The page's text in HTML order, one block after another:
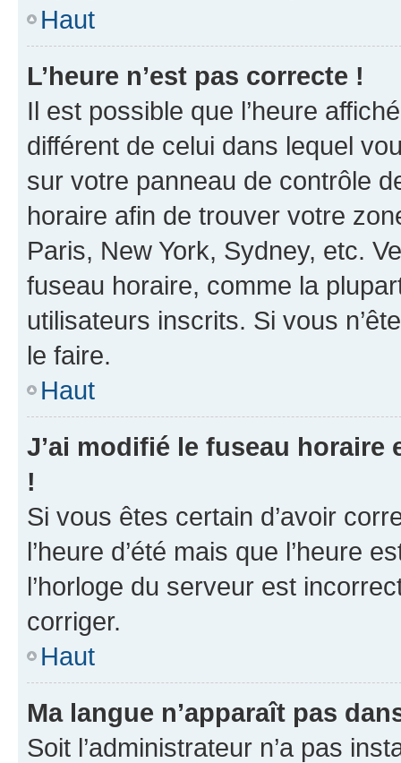
Haut
L’heure n’est pas correcte !
Il est possible que l’heure
différent de celui dans lequel
sur votre panneau de contrôle
horaire afin de trouver votre
Paris, New York, Sydney, etc.
fuseau horaire, comme la
utilisateurs inscrits. Si vous
le faire.
Haut
J’ai modifié le fuseau horaire
!
Si vous êtes certain d’avoir
l’heure d’été mais que l’heure
l’horloge du serveur est
corriger.
Haut
Ma langue n’apparaît pas
Soit l’administrateur n’a pas